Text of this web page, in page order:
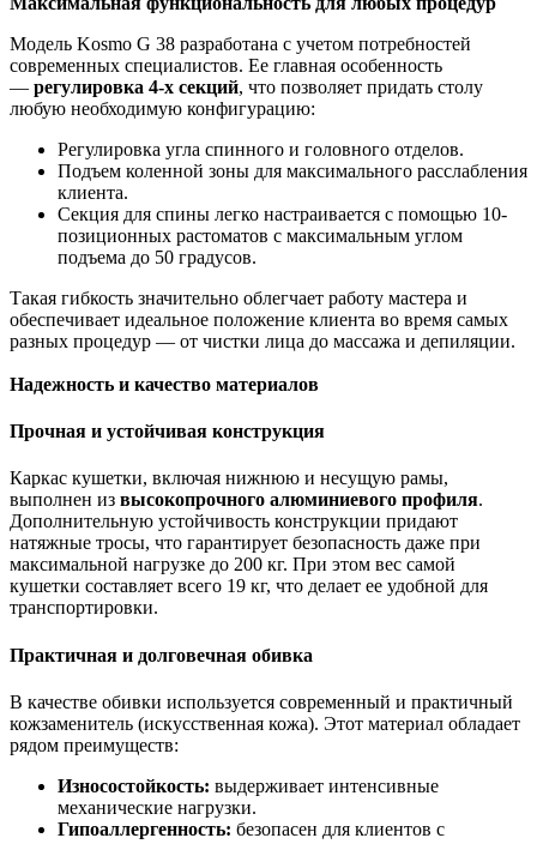
Модель Kosmo G 38 разработана с учетом потребностей
современных специалистов. Ее главная особенность
— регулировка 4-х секций, что позволяет придать столу
любую необходимую конфигурацию:
Регулировка угла спинного и головного отделов.
Подъем коленной зоны для максимального расслабления
клиента.
Секция для спины легко настраивается с помощью 10-
позиционных растоматов с максимальным углом
подъема до 50 градусов.
Такая гибкость значительно облегчает работу мастера и
обеспечивает идеальное положение клиента во время самых
разных процедур — от чистки лица до массажа и депиляции.
Надежность и качество материалов
Прочная и устойчивая конструкция
Каркас кушетки, включая нижнюю и несущую рамы,
выполнен из высокопрочного алюминиевого профиля.
Дополнительную устойчивость конструкции придают
натяжные тросы, что гарантирует безопасность даже при
максимальной нагрузке до 200 кг. При этом вес самой
кушетки составляет всего 19 кг, что делает ее удобной для
транспортировки.
Практичная и долговечная обивка
В качестве обивки используется современный и практичный
кожзаменитель (искусственная кожа). Этот материал обладает
рядом преимуществ:
Износостойкость: выдерживает интенсивные
механические нагрузки.
Гипоаллергенность: безопасен для клиентов с